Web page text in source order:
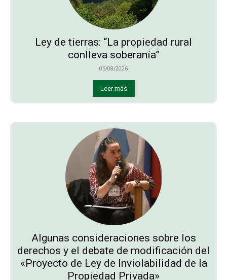
Ley de tierras: “La propiedad rural
conlleva soberanía”
05/08/2026
Leer más
Algunas consideraciones sobre los
derechos y el debate de modificación del
«Proyecto de Ley de Inviolabilidad de la
Propiedad Privada»